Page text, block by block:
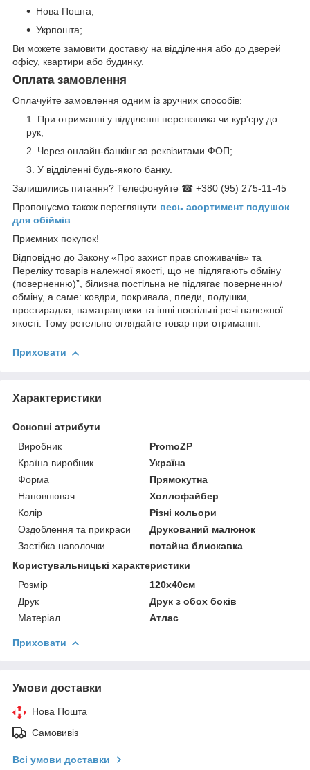
Нова Пошта;
Укрпошта;
Ви можете замовити доставку на відділення або до дверей
офісу, квартири або будинку.
Оплата замовлення
Оплачуйте замовлення одним із зручних способів:
При отриманні у відділенні перевізника чи кур'єру до
рук;
Через онлайн-банкінг за реквізитами ФОП;
У відділенні будь-якого банку.
Залишились питання? Телефонуйте ☎ +380 (95) 275-11-45
Пропонуємо також переглянути весь асортимент подушок
для обіймів.
Приємних покупок!
Відповідно до Закону «Про захист прав споживачів» та
Переліку товарів належної якості, що не підлягають обміну
(поверненню)”, білизна постільна не підлягає поверненню/
обміну, а саме: ковдри, покривала, пледи, подушки,
простирадла, наматрацники та інші постільні речі належної
якості. Тому ретельно оглядайте товар при отриманні.
Приховати
Характеристики
Основні атрибути
Виробник
PromoZP
Країна виробник
Україна
Форма
Прямокутна
Наповнювач
Холлофайбер
Колір
Різні кольори
Оздоблення та прикраси
Друкований малюнок
Застібка наволочки
потайна блискавка
Користувальницькі характеристики
Розмір
120х40см
Друк
Друк з обох боків
Матеріал
Атлас
Приховати
Умови доставки
Нова Пошта
Самовивіз
Всі умови доставки